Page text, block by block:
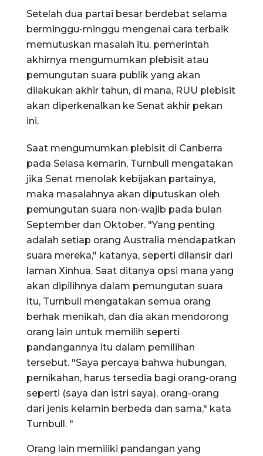
Setelah dua partai besar berdebat selama
berminggu-minggu mengenai cara terbaik
memutuskan masalah itu, pemerintah
akhirnya mengumumkan plebisit atau
pemungutan suara publik yang akan
dilakukan akhir tahun, di mana, RUU plebisit
akan diperkenalkan ke Senat akhir pekan
ini.
Saat mengumumkan plebisit di Canberra
pada Selasa kemarin, Turnbull mengatakan
jika Senat menolak kebijakan partainya,
maka masalahnya akan diputuskan oleh
pemungutan suara non-wajib pada bulan
September dan Oktober. "Yang penting
adalah setiap orang Australia mendapatkan
suara mereka," katanya, seperti dilansir dari
laman Xinhua. Saat ditanya opsi mana yang
akan dipilihnya dalam pemungutan suara
itu, Turnbull mengatakan semua orang
berhak menikah, dan dia akan mendorong
orang lain untuk memilih seperti
pandangannya itu dalam pemilihan
tersebut. "Saya percaya bahwa hubungan,
pernikahan, harus tersedia bagi orang-orang
seperti (saya dan istri saya), orang-orang
dari jenis kelamin berbeda dan sama," kata
Turnbull. "
Orang lain memiliki pandangan yang